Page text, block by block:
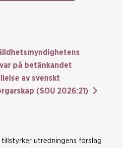
på betänkandet
av svenskt
(SOU 2026:21)
utredningens förslag